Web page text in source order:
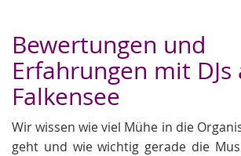
Bewertungen und
Erfahrungen mit DJs
Falkensee
Wir wissen wie viel Mühe in die
geht und wie wichtig gerade die